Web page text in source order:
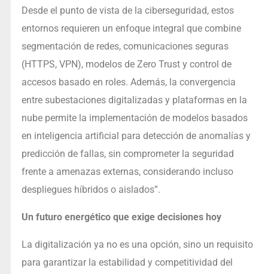
Desde el punto de vista de la ciberseguridad, estos
entornos requieren un enfoque integral que combine
segmentación de redes, comunicaciones seguras
(HTTPS, VPN), modelos de Zero Trust y control de
accesos basado en roles. Además, la convergencia
entre subestaciones digitalizadas y plataformas en la
nube permite la implementación de modelos basados
en inteligencia artificial para detección de anomalías y
predicción de fallas, sin comprometer la seguridad
frente a amenazas externas, considerando incluso
despliegues híbridos o aislados”.
Un futuro energético que exige decisiones hoy
La digitalización ya no es una opción, sino un requisito
para garantizar la estabilidad y competitividad del